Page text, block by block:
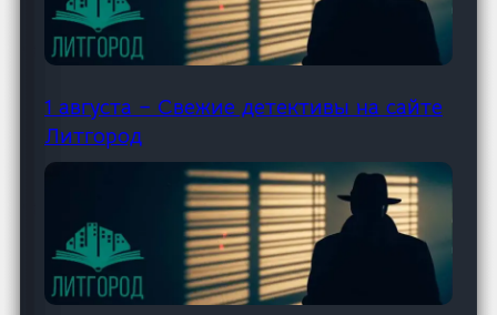
1 августа – Свежие детективы на сайте
Литгород